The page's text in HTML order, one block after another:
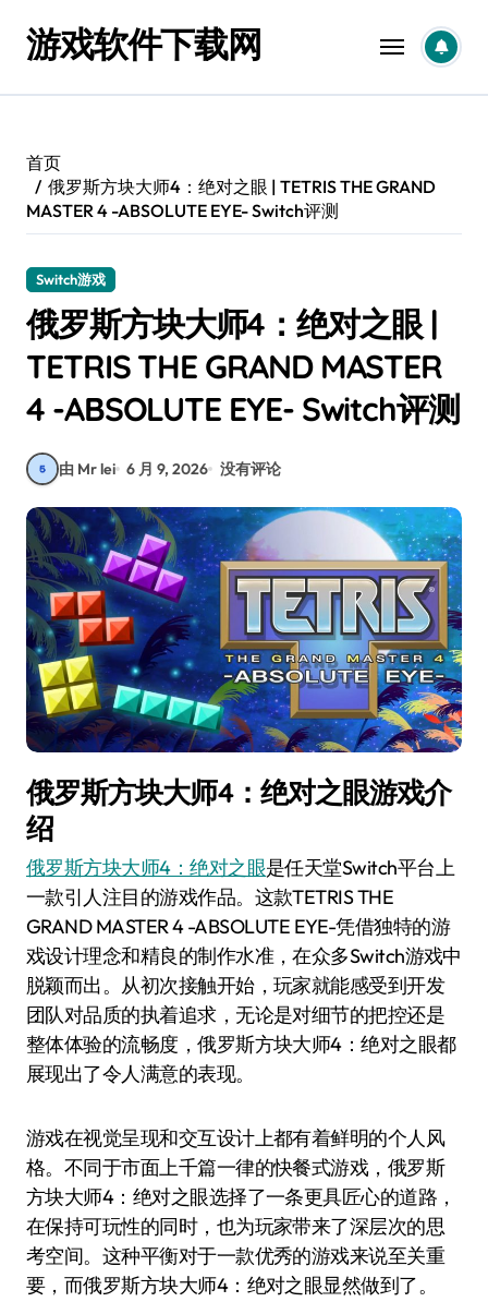
游戏软件下载网
首页
俄罗斯方块大师4：绝对之眼 | TETRIS THE GRAND
MASTER 4 -ABSOLUTE EYE- Switch评测
Switch游戏
俄罗斯方块大师4：绝对之眼 |
TETRIS THE GRAND MASTER
4 -ABSOLUTE EYE- Switch评测
由 Mr lei 6 月 9, 2026 没有评论
俄罗斯方块大师4：绝对之眼游戏介
绍
俄罗斯方块大师4：绝对之眼是任天堂Switch平台上
一款引人注目的游戏作品。这款TETRIS THE
GRAND MASTER 4 -ABSOLUTE EYE-凭借独特的游
戏设计理念和精良的制作水准，在众多Switch游戏中
脱颖而出。从初次接触开始，玩家就能感受到开发
团队对品质的执着追求，无论是对细节的把控还是
整体体验的流畅度，俄罗斯方块大师4：绝对之眼都
展现出了令人满意的表现。
游戏在视觉呈现和交互设计上都有着鲜明的个人风
格。不同于市面上千篇一律的快餐式游戏，俄罗斯
方块大师4：绝对之眼选择了一条更具匠心的道路，
在保持可玩性的同时，也为玩家带来了深层次的思
考空间。这种平衡对于一款优秀的游戏来说至关重
要，而俄罗斯方块大师4：绝对之眼显然做到了。